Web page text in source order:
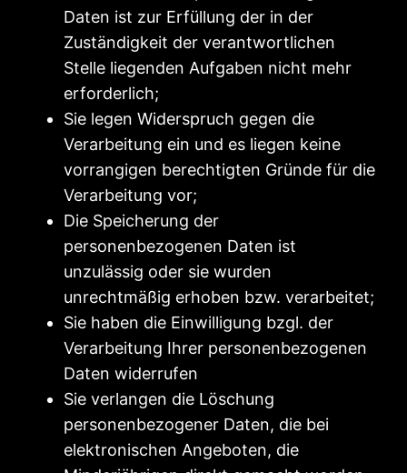
Daten ist zur Erfüllung der in der
Zuständigkeit der verantwortlichen
Stelle liegenden Aufgaben nicht mehr
erforderlich;
Sie legen Widerspruch gegen die
Verarbeitung ein und es liegen keine
vorrangigen berechtigten Gründe für die
Verarbeitung vor;
Die Speicherung der
personenbezogenen Daten ist
unzulässig oder sie wurden
unrechtmäßig erhoben bzw. verarbeitet;
Sie haben die Einwilligung bzgl. der
Verarbeitung Ihrer personenbezogenen
Daten widerrufen
Sie verlangen die Löschung
personenbezogener Daten, die bei
elektronischen Angeboten, die